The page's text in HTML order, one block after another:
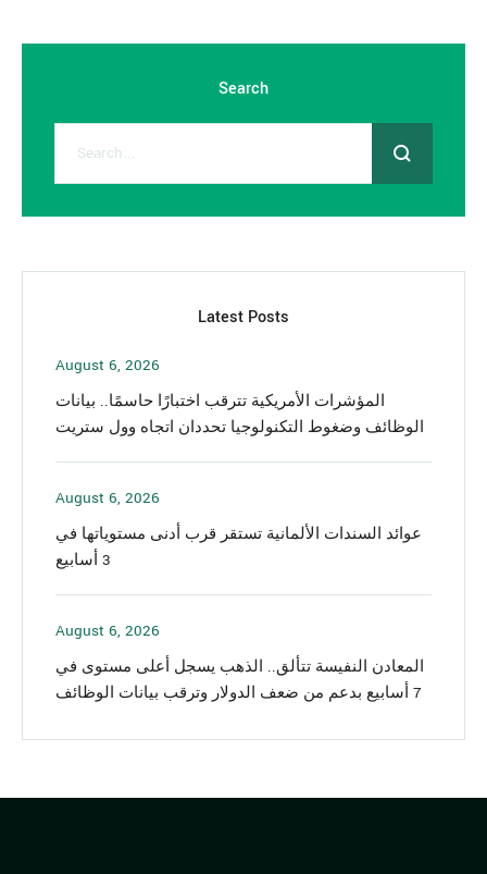
Search
Latest Posts
August 6, 2026
المؤشرات الأمريكية تترقب اختبارًا حاسمًا.. بيانات
الوظائف وضغوط التكنولوجيا تحددان اتجاه وول ستريت
August 6, 2026
عوائد السندات الألمانية تستقر قرب أدنى مستوياتها في
3 أسابيع
August 6, 2026
المعادن النفيسة تتألق.. الذهب يسجل أعلى مستوى في
7 أسابيع بدعم من ضعف الدولار وترقب بيانات الوظائف